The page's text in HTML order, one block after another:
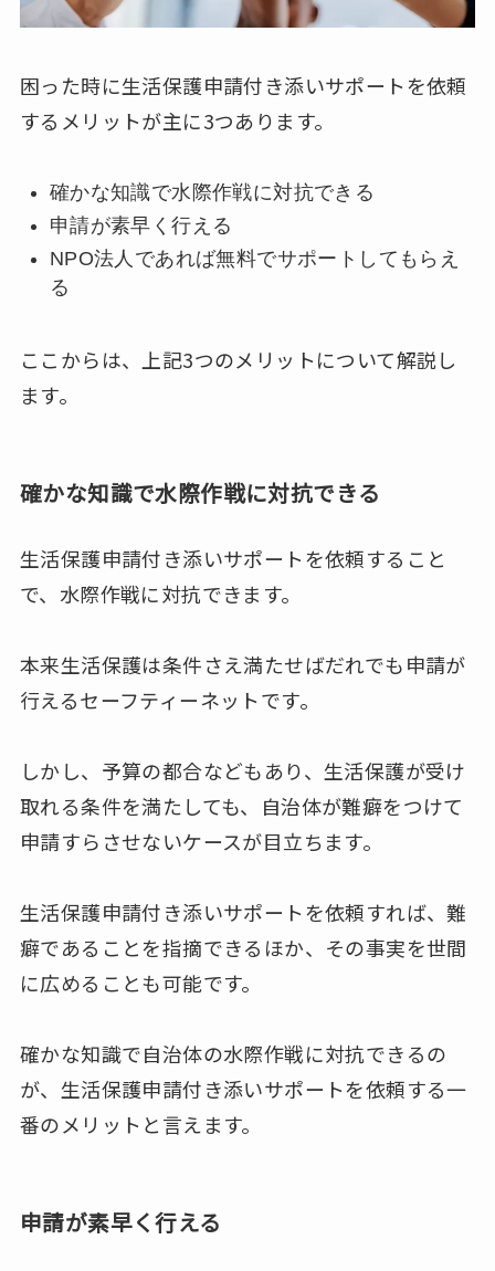
困った時に生活保護申請付き添いサポートを依頼
するメリットが主に3つあります。
確かな知識で水際作戦に対抗できる
申請が素早く行える
NPO法人であれば無料でサポートしてもらえ
る
ここからは、上記3つのメリットについて解説し
ます。
確かな知識で水際作戦に対抗できる
生活保護申請付き添いサポートを依頼すること
で、水際作戦に対抗できます。
本来生活保護は条件さえ満たせばだれでも申請が
行えるセーフティーネットです。
しかし、予算の都合などもあり、生活保護が受け
取れる条件を満たしても、自治体が難癖をつけて
申請すらさせないケースが目立ちます。
生活保護申請付き添いサポートを依頼すれば、難
癖であることを指摘できるほか、その事実を世間
に広めることも可能です。
確かな知識で自治体の水際作戦に対抗できるの
が、生活保護申請付き添いサポートを依頼する一
番のメリットと言えます。
申請が素早く行える